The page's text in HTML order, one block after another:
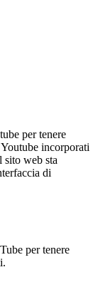
per tenere
incorporati
sito web sta
di
per tenere